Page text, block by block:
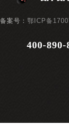
备案号： 鄂ICP备
400-890-